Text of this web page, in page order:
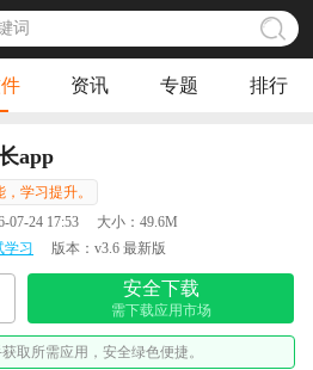
资讯 专题 排行
app
学习提升。
07-24 17:53 大小： 49.6M
学习 版本： v3.6 最新版
安全下载
需下载应用市场
取所需应用，安全绿色便捷。